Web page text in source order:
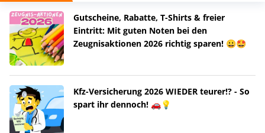
Gutscheine, Rabatte, T-Shirts & freier
Eintritt: Mit guten Noten bei den
Zeugnisaktionen 2026 richtig sparen! 😀🤩
Kfz-Versicherung 2026 WIEDER teurer!? - So
spart ihr dennoch! 🚗💡